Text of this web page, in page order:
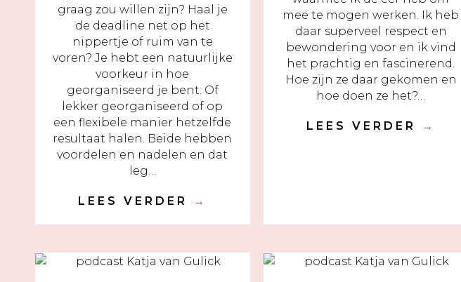
graag zou willen zijn? Haal je
de deadline net op het
nippertje of ruim van te
voren? Je hebt een natuurlijke
voorkeur in hoe
georganiseerd je bent: Of
lekker georganiseerd of op
een flexibele manier hetzelfde
resultaat halen. Beide hebben
voordelen en nadelen en dat
leg…
LEES VERDER →
mee te mogen werken. Ik heb
daar superveel respect en
bewondering voor en ik vind
het prachtig en fascinerend.
Hoe zijn ze daar gekomen en
hoe doen ze het?…
LEES VERDER →